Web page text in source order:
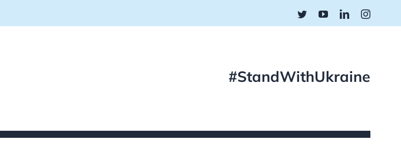
TwitterYouTubeLinkedIn
#StandWithUkraine